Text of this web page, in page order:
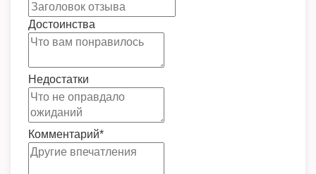
Достоинства
Недостатки
Комментарий*